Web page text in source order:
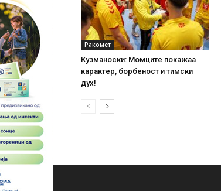
Ракомет
Кузманоски: Момците покажаа
карактер, борбеност и тимски
дух!